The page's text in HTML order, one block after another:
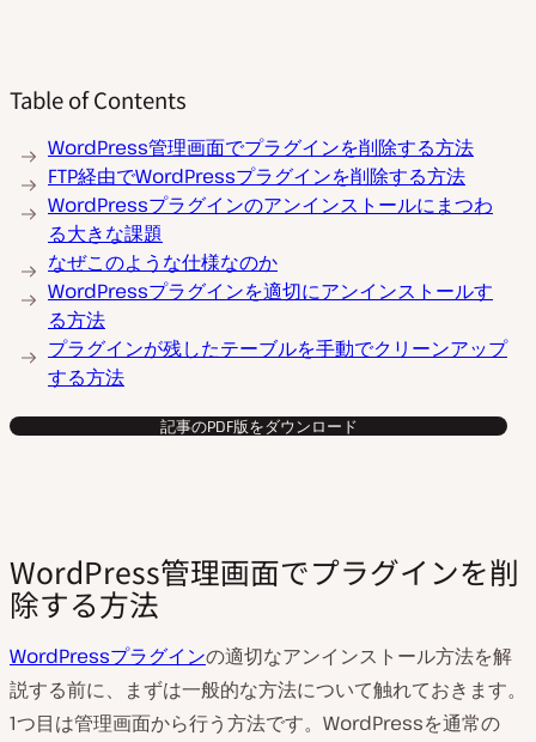
Table of Contents
WordPress管理画面でプラグインを削除する方法
FTP経由でWordPressプラグインを削除する方法
WordPressプラグインのアンインストールにまつわ
る大きな課題
なぜこのような仕様なのか
WordPressプラグインを適切にアンインストールす
る方法
プラグインが残したテーブルを手動でクリーンアップ
する方法
記事のPDF版をダウンロード
WordPress管理画面でプラグインを削
除する方法
WordPressプラグインの適切なアンインストール方法を解
説する前に、まずは一般的な方法について触れておきます。
1つ目は管理画面から行う方法です。WordPressを通常の